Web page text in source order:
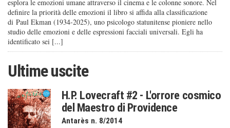
esplora le emozioni umane attraverso il cinema e le colonne sonore. Nel
definire la priorità delle emozioni il libro si affida alla classificazione
di Paul Ekman (1934-2025), uno psicologo statunitense pioniere nello
studio delle emozioni e delle espressioni facciali universali. Egli ha
identificato sei [...]
Ultime uscite
H.P. Lovecraft #2 - L'orrore cosmico
del Maestro di Providence
Antarès n. 8/2014